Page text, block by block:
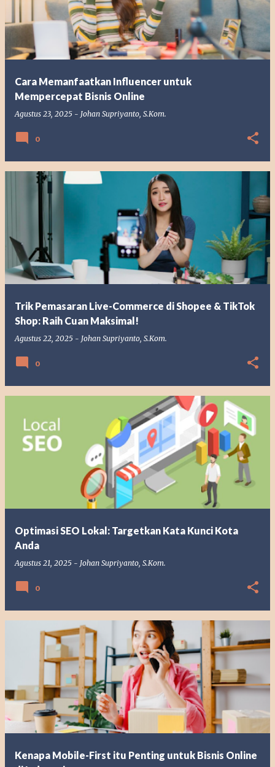
Cara Memanfaatkan Influencer untuk
Mempercepat Bisnis Online
Agustus 23, 2025 - Johan Supriyanto, S.Kom.
0
Trik Pemasaran Live-Commerce di Shopee & TikTok
Shop: Raih Cuan Maksimal!
Agustus 22, 2025 - Johan Supriyanto, S.Kom.
0
Optimasi SEO Lokal: Targetkan Kata Kunci Kota
Anda
Agustus 21, 2025 - Johan Supriyanto, S.Kom.
0
Kenapa Mobile-First itu Penting untuk Bisnis Online